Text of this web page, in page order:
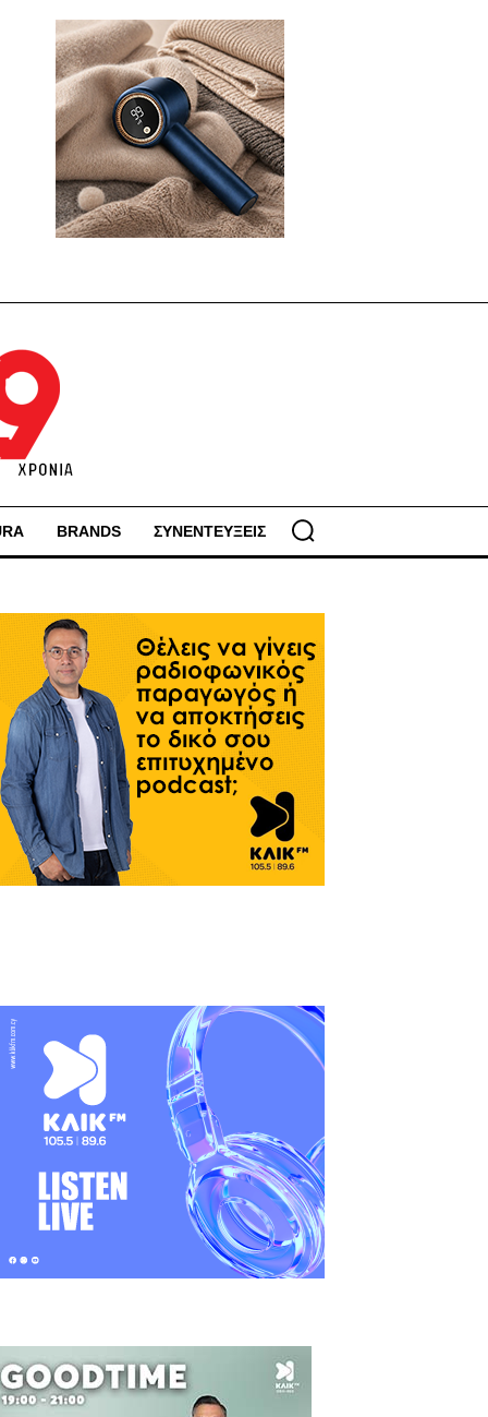
BRANDS ΣΥΝΕΝΤΕΥΞΕΙΣ